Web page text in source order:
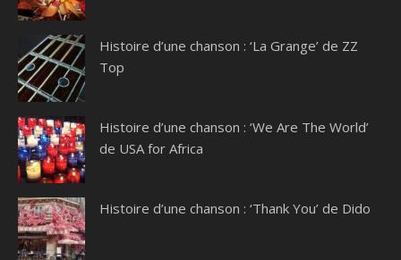
Histoire d’une chanson : ‘La Grange’ de ZZ
Top
Histoire d’une chanson : ‘We Are The World’
de USA for Africa
Histoire d’une chanson : ‘Thank You’ de Dido